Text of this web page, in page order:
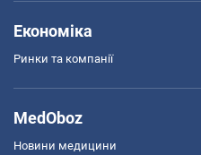
Економіка
Ринки та компанії
MedOboz
Новини медицини